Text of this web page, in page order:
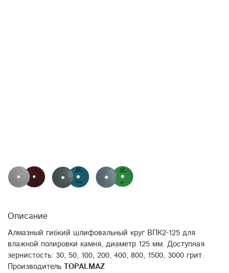
Описание
Алмазный гибкий шлифовальный круг ВПК2-125 для
влажной полировки камня, диаметр 125 мм. Доступная
зернистость: 30, 50, 100, 200, 400, 800, 1500, 3000 грит.
Производитель TOPALMAZ